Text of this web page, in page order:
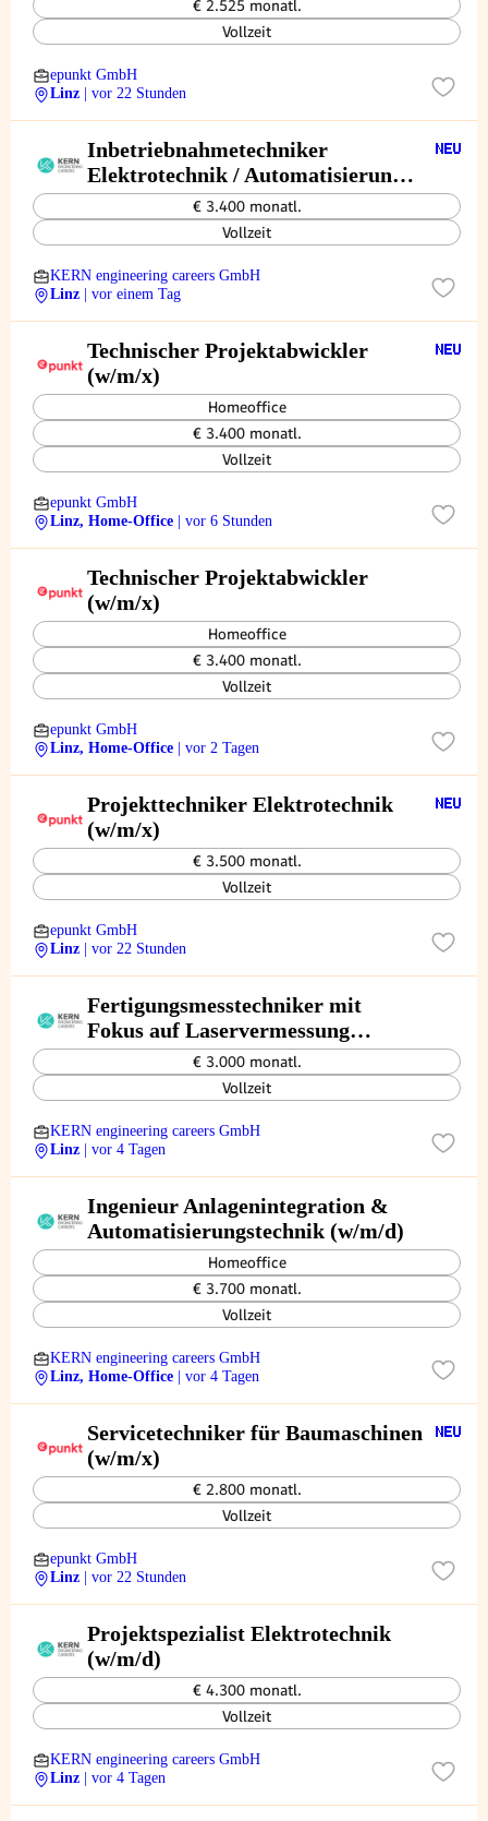
€ 2.525 monatl.
Vollzeit
epunkt GmbH
Linz
| vor 22 Stunden
Inbetriebnahmetechniker
Elektrotechnik / Automatisierung
(w/m/d)
€ 3.400 monatl.
Vollzeit
KERN engineering careers GmbH
Linz
| vor einem Tag
Technischer Projektabwickler
(w/m/x)
Homeoffice
€ 3.400 monatl.
Vollzeit
epunkt GmbH
Linz, Home-Office
| vor 6 Stunden
Technischer Projektabwickler
(w/m/x)
Homeoffice
€ 3.400 monatl.
Vollzeit
epunkt GmbH
Linz, Home-Office
| vor 2 Tagen
Projekttechniker Elektrotechnik
(w/m/x)
€ 3.500 monatl.
Vollzeit
epunkt GmbH
Linz
| vor 22 Stunden
Fertigungsmesstechniker mit
Fokus auf Laservermessung
(w/m/d)
€ 3.000 monatl.
Vollzeit
KERN engineering careers GmbH
Linz
| vor 4 Tagen
Ingenieur Anlagenintegration &
Automatisierungstechnik (w/m/d)
Homeoffice
€ 3.700 monatl.
Vollzeit
KERN engineering careers GmbH
Linz, Home-Office
| vor 4 Tagen
Servicetechniker für Baumaschinen
(w/m/x)
€ 2.800 monatl.
Vollzeit
epunkt GmbH
Linz
| vor 22 Stunden
Projektspezialist Elektrotechnik
(w/m/d)
€ 4.300 monatl.
Vollzeit
KERN engineering careers GmbH
Linz
| vor 4 Tagen